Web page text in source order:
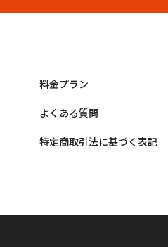
料金プラン
よくある質問
特定商取引法に基づく表記